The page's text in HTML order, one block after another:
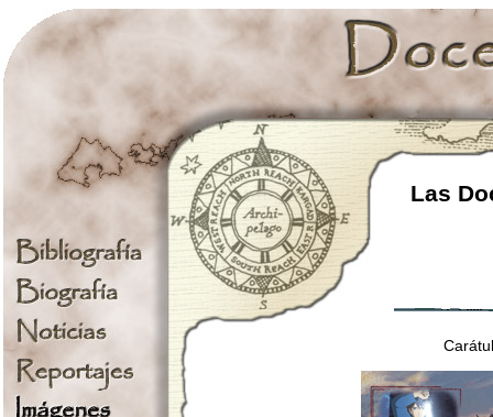
Las